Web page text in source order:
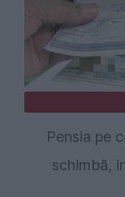
Pensia pe
schimbă,